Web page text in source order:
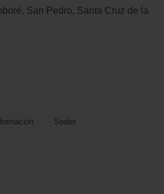
San Pedro, Santa Cruz de la
Sedes